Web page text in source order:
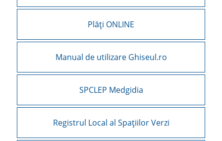
Plăți ONLINE
Manual de utilizare Ghiseul.ro
SPCLEP Medgidia
Registrul Local al Spațiilor Verzi